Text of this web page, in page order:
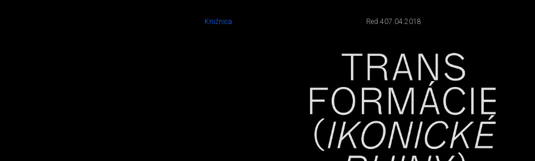
Knižnica Red 407.04.2018